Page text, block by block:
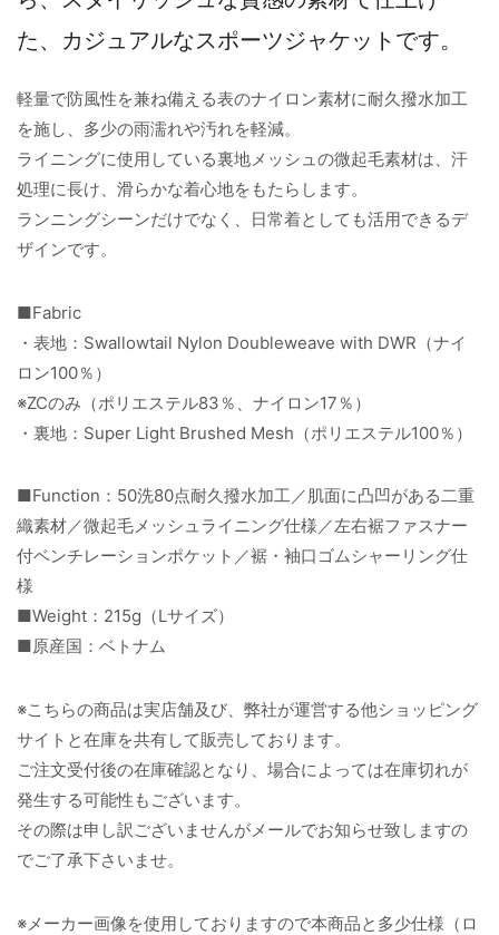
た、カジュアルなスポーツジャケットです。
軽量で防風性を兼ね備える表のナイロン素材に耐久撥水加工
を施し、多少の雨濡れや汚れを軽減。
ライニングに使用している裏地メッシュの微起毛素材は、汗
処理に長け、滑らかな着心地をもたらします。
ランニングシーンだけでなく、日常着としても活用できるデ
ザインです。
■Fabric
・表地：Swallowtail Nylon Doubleweave with DWR（ナイ
ロン100％）
※ZCのみ（ポリエステル83％、ナイロン17％）
・裏地：Super Light Brushed Mesh（ポリエステル100％）
■Function：50洗80点耐久撥水加工／肌面に凸凹がある二重
織素材／微起毛メッシュライニング仕様／左右裾ファスナー
付ベンチレーションポケット／裾・袖口ゴムシャーリング仕
様
■Weight：215g（Lサイズ）
■原産国：ベトナム
※こちらの商品は実店舗及び、弊社が運営する他ショッピング
サイトと在庫を共有して販売しております。
ご注文受付後の在庫確認となり、場合によっては在庫切れが
発生する可能性もございます。
その際は申し訳ございませんがメールでお知らせ致しますの
でご了承下さいませ。
※メーカー画像を使用しておりますので本商品と多少仕様（ロ